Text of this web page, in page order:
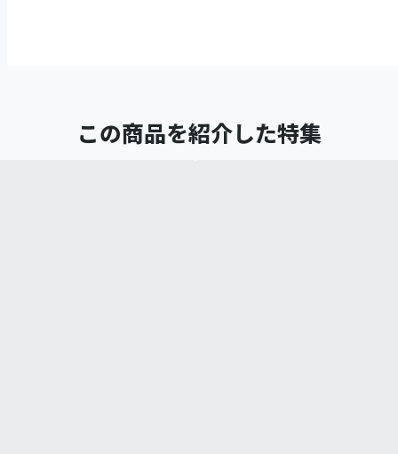
この商品を紹介した特集